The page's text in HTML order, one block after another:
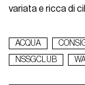
variata e ricca di
ACQUA
NSSGCLUB